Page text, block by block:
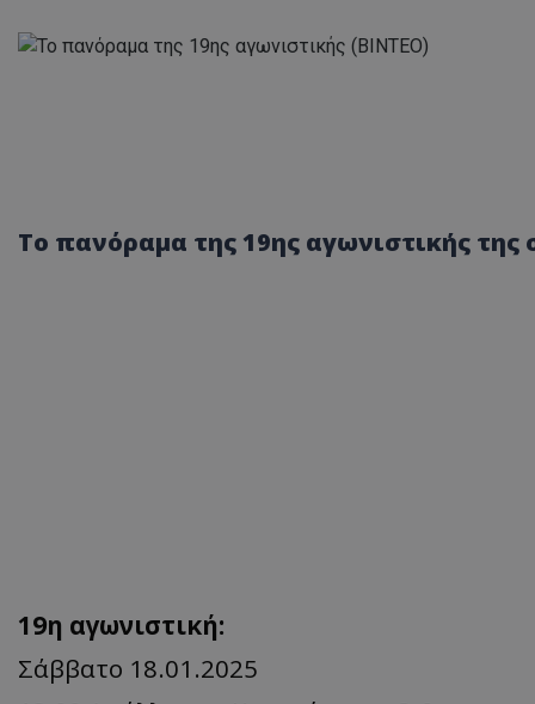
Το πανόραμα της 19ης αγωνιστικής της
19η αγωνιστική:
Σάββατο 18.01.2025